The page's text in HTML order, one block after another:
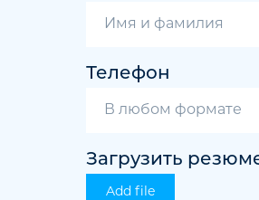
Телефон
Загрузить
Add file